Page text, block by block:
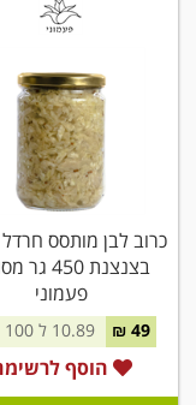
כרוב לבן מותסס
בצנצנת 450
פעמוני
49 ₪ 10.89 ל 100 גרם
הוסף